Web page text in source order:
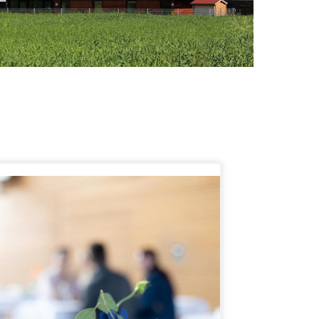
Kontakt
MonteManager